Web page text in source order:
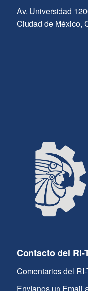
Av. Universidad
Ciudad de México,
Contacto del RI-
Comentarios del RI-
Envíanos un Email